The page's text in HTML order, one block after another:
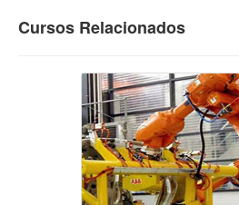
Cursos Relacionados